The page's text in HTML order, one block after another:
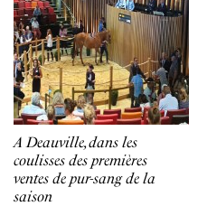
A Deauville, dans les
coulisses des premières
ventes de pur-sang de la
saison